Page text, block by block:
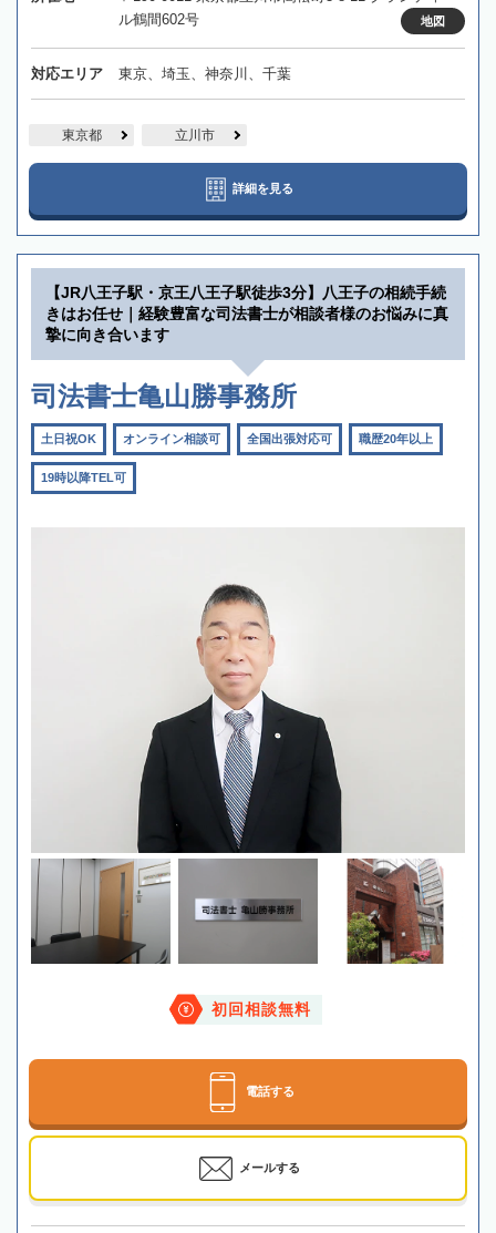
ル鶴間602号
地図
対応エリア 東京、埼玉、神奈川、千葉
東京都 立川市
詳細を見る
【JR八王子駅・京王八王子駅徒歩3分】八王子の相続手続
きはお任せ｜経験豊富な司法書士が相談者様のお悩みに真
摯に向き合います
司法書士亀山勝事務所
土日祝OK オンライン相談可 全国出張対応可 職歴20年以上
19時以降TEL可
初回相談無料
電話する
メールする